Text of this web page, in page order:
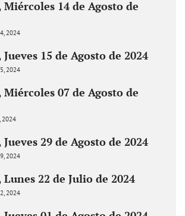
14 de Agosto de
2024
15 de Agosto de 2024
2024
07 de Agosto de
2024
29 de Agosto de 2024
2024
22 de Julio de 2024
2024